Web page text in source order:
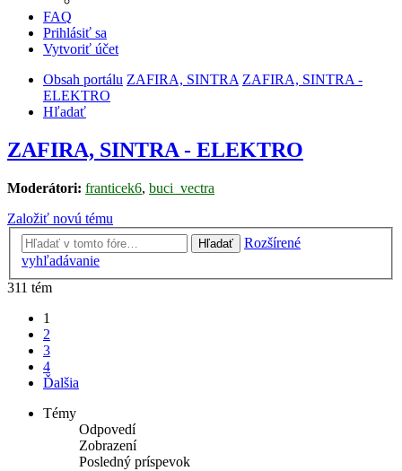
FAQ
Prihlásiť sa
Vytvoriť účet
Obsah portálu ZAFIRA, SINTRA ZAFIRA, SINTRA -
ELEKTRO
Hľadať
ZAFIRA, SINTRA - ELEKTRO
Moderátori: franticek6, buci_vectra
Založiť novú tému
Hľadať
Rozšírené
vyhľadávanie
311 tém
1
2
3
4
Ďalšia
Témy
Odpovedí
Zobrazení
Posledný príspevok